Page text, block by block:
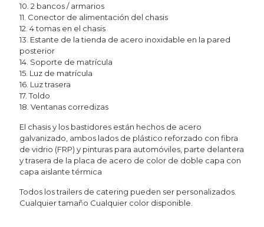
10. 2 bancos / armarios
11. Conector de alimentación del chasis
12. 4 tomas en el chasis
13. Estante de la tienda de acero inoxidable en la pared
posterior
14. Soporte de matrícula
15. Luz de matrícula
16. Luz trasera
17. Toldo
18. Ventanas corredizas
El chasis y los bastidores están hechos de acero
galvanizado, ambos lados de plástico reforzado con fibra
de vidrio (FRP) y pinturas para automóviles, parte delantera
y trasera de la placa de acero de color de doble capa con
capa aislante térmica
Todos los trailers de catering pueden ser personalizados.
Cualquier tamaño Cualquier color disponible.